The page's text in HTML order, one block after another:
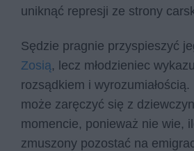
uniknąć represji ze strony
Sędzie pragnie przyspieszyć
Zosią, lecz młodzieniec
rozsądkiem i
może zaręczyć się z
momencie, ponieważ nie wie,
zmuszony pozostać na